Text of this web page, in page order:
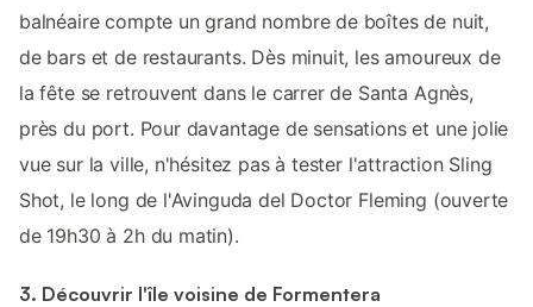
balnéaire compte un grand nombre de boîtes de nuit,
de bars et de restaurants. Dès minuit, les amoureux de
la fête se retrouvent dans le carrer de Santa Agnès,
près du port. Pour davantage de sensations et une jolie
vue sur la ville, n'hésitez pas à tester l'attraction Sling
Shot, le long de l'Avinguda del Doctor Fleming (ouverte
de 19h30 à 2h du matin).
3. Découvrir l'île voisine de Formentera